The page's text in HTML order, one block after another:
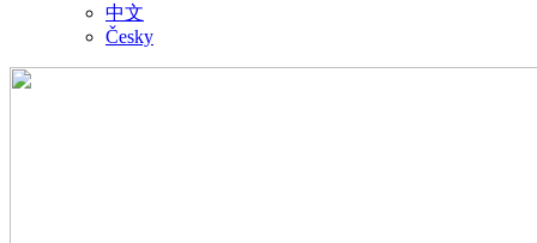
中文
Česky